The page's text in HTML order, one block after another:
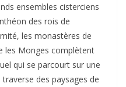
ensembles cisterciens
des rois de
les monastères de
les Monges complètent
qui se parcourt sur une
des paysages de